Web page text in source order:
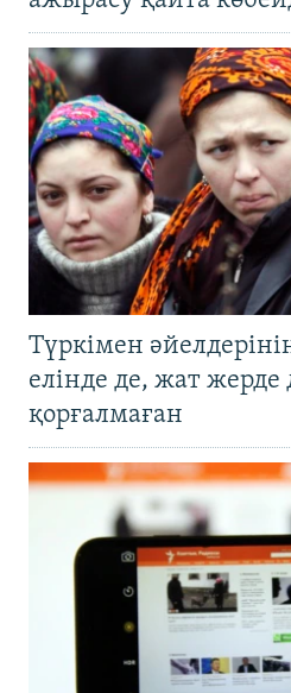
Түркімен
елінде де, жат
қорғалмаған